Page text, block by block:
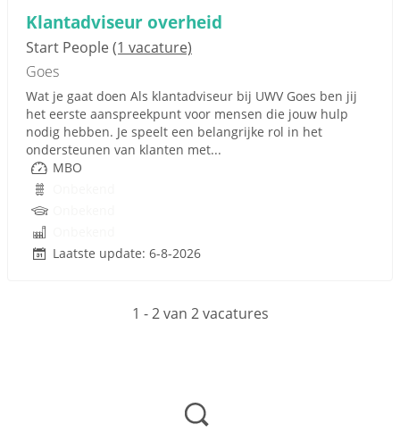
Klantadviseur overheid
Start People(1 vacature)
Goes
Wat je gaat doen Als klantadviseur bij UWV Goes ben jij
het eerste aanspreekpunt voor mensen die jouw hulp
nodig hebben. Je speelt een belangrijke rol in het
ondersteunen van klanten met...
MBO
Laatste update: 6-8-2026
1 - 2 van 2 vacatures